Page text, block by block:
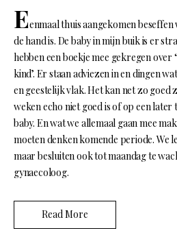
Eenmaal thuis aangekomen
de hand is. De baby in mijn buik is er
hebben een boekje mee gekregen over
kind’. Er staan adviezen in en dingen
en geestelijk vlak. Het kan net zo goed
weken echo niet goed is of op een later
baby. En wat we allemaal gaan mee
moeten denken komende periode. We
maar besluiten ook tot maandag te
gynaecoloog.
Read More